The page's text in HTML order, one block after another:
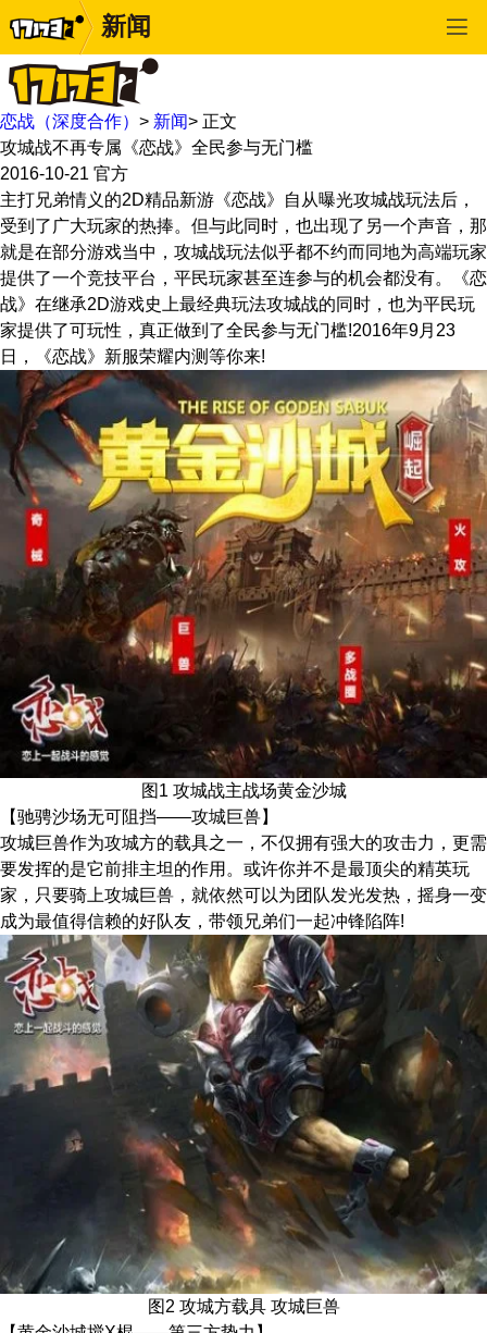
新闻
恋战（深度合作） > 新闻> 正文
攻城战不再专属《恋战》全民参与无门槛
2016-10-21 官方
主打兄弟情义的2D精品新游《恋战》自从曝光攻城战玩法后，
受到了广大玩家的热捧。但与此同时，也出现了另一个声音，那
就是在部分游戏当中，攻城战玩法似乎都不约而同地为高端玩家
提供了一个竞技平台，平民玩家甚至连参与的机会都没有。《恋
战》在继承2D游戏史上最经典玩法攻城战的同时，也为平民玩
家提供了可玩性，真正做到了全民参与无门槛!2016年9月23
日，《恋战》新服荣耀内测等你来!
图1 攻城战主战场黄金沙城
【驰骋沙场无可阻挡——攻城巨兽】
攻城巨兽作为攻城方的载具之一，不仅拥有强大的攻击力，更需
要发挥的是它前排主坦的作用。或许你并不是最顶尖的精英玩
家，只要骑上攻城巨兽，就依然可以为团队发光发热，摇身一变
成为最值得信赖的好队友，带领兄弟们一起冲锋陷阵!
图2 攻城方载具 攻城巨兽